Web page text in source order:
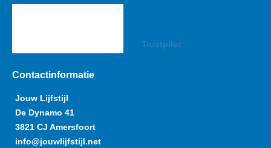
Trustpilot
Contactinformatie
Jouw Lijfstijl
De Dynamo 41
3821 CJ Amersfoort
info@jouwlijfstijl.net